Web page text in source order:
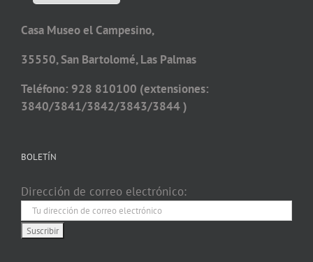
Casa Museo el Campesino,
35550, San Bartolomé, Las Palmas
Teléfono: 928 810100 (extensiones:
3840/3841/3842/3843/3844 )
BOLETÍN
Dirección de correo electrónico: